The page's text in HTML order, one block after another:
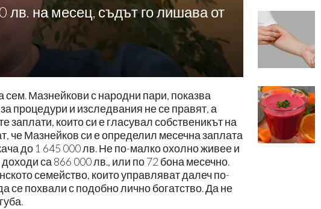
лв. на месец, съдът го лишава от
Мазнейкови с народни пари, показва
процедури и изследвания не се правят, а
заплати, които си е гласувал собственикът на
че Мазнейков си е определил месечна заплата
до 1 645 000 лв. Не по-малко охолно живее и
са 866 000 лв., или по 72 бона месечно.
семейство, които управляват далеч по-
се похвали с подобно лично богатство. Да не